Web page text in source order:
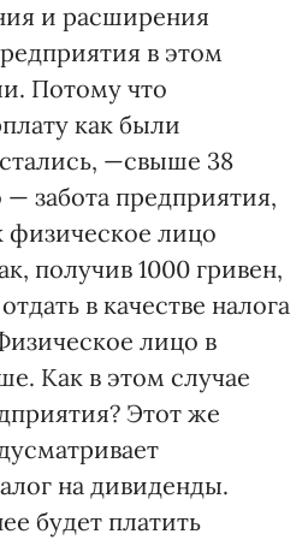
и расширения
в этом
Потому что
как были
—свыше 38
забота предприятия,
физическое лицо
получив 1000 гривен,
в качестве налога
лицо в
Как в этом случае
Этот же
на дивиденды.
будет платить